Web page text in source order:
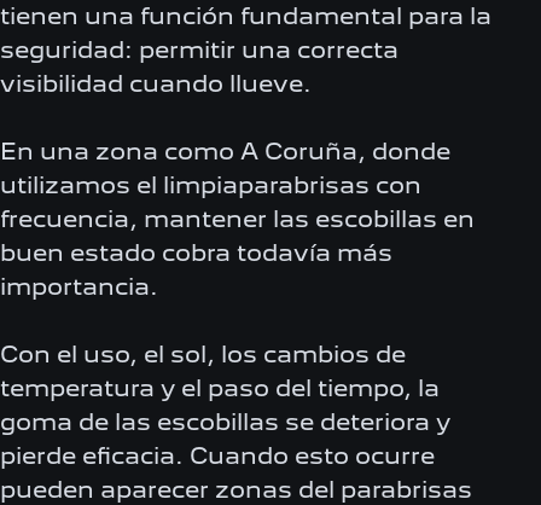
tienen una función fundamental para la
seguridad: permitir una correcta
visibilidad cuando llueve.
En una zona como A Coruña, donde
utilizamos el limpiaparabrisas con
frecuencia, mantener las escobillas en
buen estado cobra todavía más
importancia.
Con el uso, el sol, los cambios de
temperatura y el paso del tiempo, la
goma de las escobillas se deteriora y
pierde eficacia. Cuando esto ocurre
pueden aparecer zonas del parabrisas